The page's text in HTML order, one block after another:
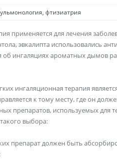
фтизиатрия
применяется для лечения
эвкалипта использовались
ингаляциях ароматных дымов
ингаляционная терапия
к тому месту, где он
препаратов, используемых для
выбора:
препарат должен быть